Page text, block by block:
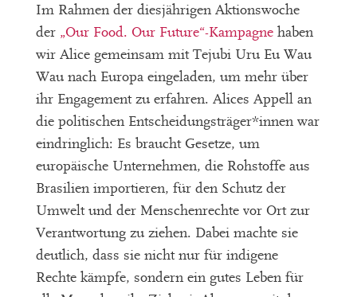
Im Rahmen der diesjährigen Aktionswoche
der „Our Food. Our Future“-Kampagne haben
wir Alice gemeinsam mit Tejubi Uru Eu Wau
Wau nach Europa eingeladen, um mehr über
ihr Engagement zu erfahren. Alices Appell an
die politischen Entscheidungsträger*innen war
eindringlich: Es braucht Gesetze, um
europäische Unternehmen, die Rohstoffe aus
Brasilien importieren, für den Schutz der
Umwelt und der Menschenrechte vor Ort zur
Verantwortung zu ziehen. Dabei machte sie
deutlich, dass sie nicht nur für indigene
Rechte kämpfe, sondern ein gutes Leben für